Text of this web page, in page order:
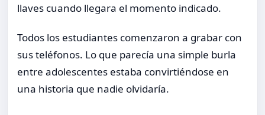
llaves cuando llegara el momento indicado.
Todos los estudiantes comenzaron a grabar con
sus teléfonos. Lo que parecía una simple burla
entre adolescentes estaba convirtiéndose en
una historia que nadie olvidaría.